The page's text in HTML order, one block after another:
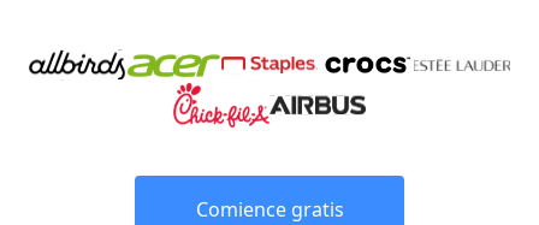
Comience gratis